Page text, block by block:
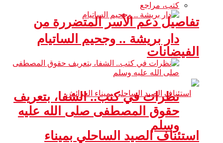
تفاصيل دعم الأسر المتضررة من
الفيضانات
استئناف الصيد الساحلي بميناء
كتب، مراجع
دار بريشة .. وجحيم الساتيام
نظرات في كتب.. الشفا، بتعريف
حقوق المصطفى صلى الله عليه
وسلم